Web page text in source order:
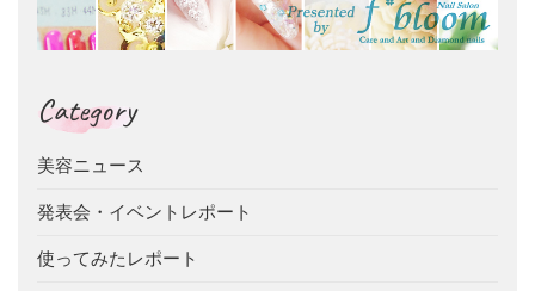
Category
美容ニュース
発表会・イベントレポート
使ってみたレポート